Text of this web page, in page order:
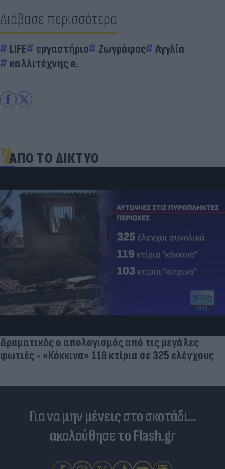
Διάβασε περισσότερα
LIFE εργαστήριο Zωγράφος
Αγγλία
καλλιτέχνης e.
ΑΠΟ ΤΟ ΔΙΚΤΥΟ
Δραματικός ο απολογισμός από τις μεγάλες
φωτιές - «Κόκκινα» 118 κτίρια σε 325 ελέγχους
Για να μην μένεις στο σκοτάδι...
ακολούθησε το Flash.gr